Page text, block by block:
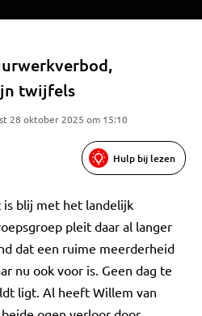
twijfels
28 oktober 2025 om 15:10
Hulp bij lezen
blij met het landelijk
pleit daar al langer
dat een ruime meerderheid
nu ook voor is. Geen dag te
ligt. Al heeft Willem van